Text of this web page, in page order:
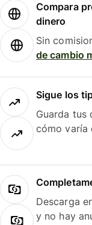
Compara
dinero
Sin
de cambio
Sigue los
Guarda tus
cómo varía
Descarga
y no hay